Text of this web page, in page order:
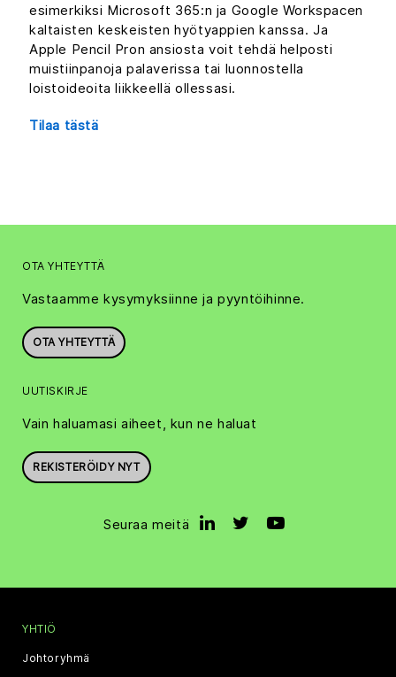
esimerkiksi Microsoft 365:n ja Google Workspacen
kaltaisten keskeisten hyötyappien kanssa. Ja
Apple Pencil Pron ansiosta voit tehdä helposti
muistiinpanoja palaverissa tai luonnostella
loistoideoita liikkeellä ollessasi.
Tilaa tästä
OTA YHTEYTTÄ
Vastaamme kysymyksiinne ja pyyntöihinne.
OTA YHTEYTTÄ
UUTISKIRJE
Vain haluamasi aiheet, kun ne haluat
REKISTERÖIDY NYT
Seuraa meitä
YHTIÖ
Johtoryhmä